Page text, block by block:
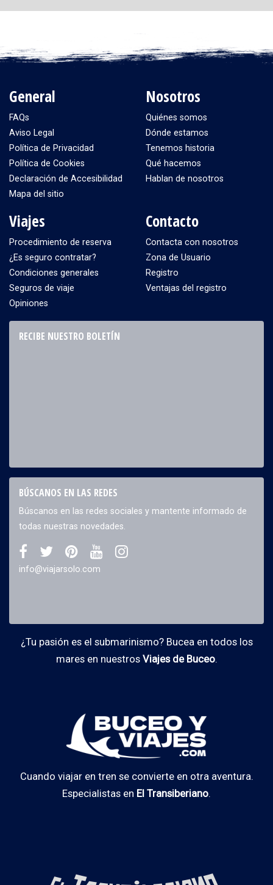
General
FAQs
Aviso Legal
Política de Privacidad
Política de Cookies
Declaración de Accesibilidad
Mapa del sitio
Nosotros
Quiénes somos
Dónde estamos
Tenemos historia
Qué hacemos
Hablan de nosotros
Viajes
Procedimiento de reserva
¿Es seguro contratar?
Condiciones generales
Seguros de viaje
Opiniones
Contacto
Contacta con nosotros
Zona de Usuario
Registro
Ventajas del registro
RECIBE NUESTRO BOLETÍN
BÚSCANOS EN LAS REDES
Búscanos en las redes sociales y mantente informado de
todas nuestras novedades.
info@viajarsolo.com
¿Tu pasión es el submarinismo? Bucea en todos los
mares en nuestros Viajes de Buceo.
Cuando viajar en tren se convierte en otra aventura.
Especialistas en El Transiberiano.